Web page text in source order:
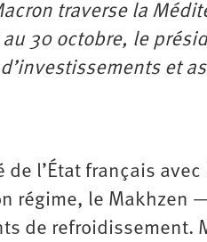
traverse la
30 octobre, le
et
de l’État français
régime, le Makhzen
de refroidissement.